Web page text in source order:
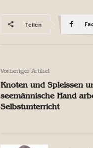
Teilen
Vorheriger Artikel
Knoten und Spleissen
seemännische Hand
Selbstunterricht